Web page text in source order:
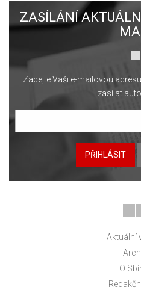
ZASÍLÁNÍ
Zadejte Vaši e-mailovou
zasílat
PŘIHLÁSIT
Aktuální
O